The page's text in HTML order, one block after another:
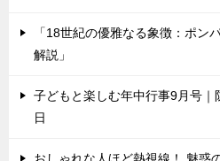
「18世紀の優雅なる象徴：ポン
解説」
子どもと楽しむ年中行事9月号
日
おしゃれな人ほど熱視線！ 魅惑